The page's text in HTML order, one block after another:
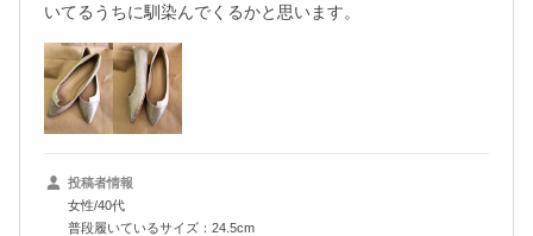
いてるうちに馴染んでくるかと思います。
投稿者情報
女性/40代
普段履いているサイズ：24.5cm